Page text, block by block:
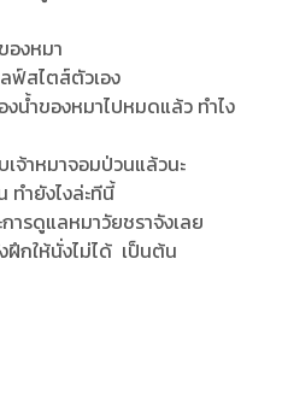
องหมา
ฟ์สไตส์ตัวเอง
น้ำของหมาไปหมดแล้ว ทำไง
าหมาจอมป่วนแล้วนะ
ทำยังไงล่ะทีนี้
ารดูแลหมาวัยชราจังเลย
กให้นั่งไม่ได้ เป็นต้น